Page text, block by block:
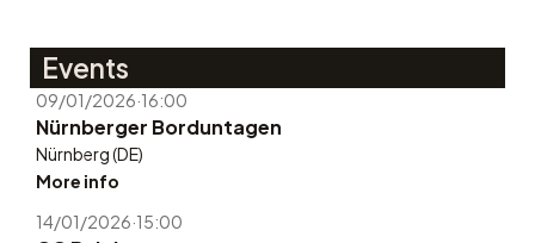
Events
09/01/2026·16:00
Nürnberger Borduntagen
Nürnberg (DE)
More info
14/01/2026·15:00